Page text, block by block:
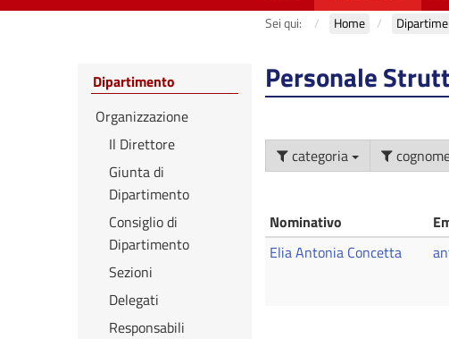
Sei qui: Home
Personale
categoria
Nominativo
Elia Antonia Concetta
Dipartimento
Organizzazione
Il Direttore
Giunta di
Dipartimento
Consiglio di
Dipartimento
Sezioni
Delegati
Responsabili